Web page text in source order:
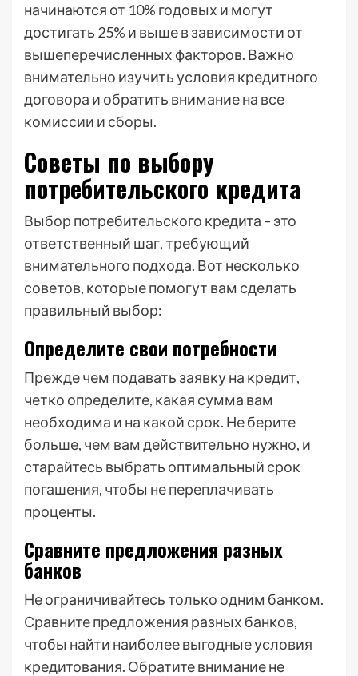
начинаются от 10% годовых и могут
достигать 25% и выше в зависимости от
вышеперечисленных факторов. Важно
внимательно изучить условия кредитного
договора и обратить внимание на все
комиссии и сборы.
Советы по выбору
потребительского кредита
Выбор потребительского кредита – это
ответственный шаг, требующий
внимательного подхода. Вот несколько
советов, которые помогут вам сделать
правильный выбор:
Определите свои потребности
Прежде чем подавать заявку на кредит,
четко определите, какая сумма вам
необходима и на какой срок. Не берите
больше, чем вам действительно нужно, и
старайтесь выбрать оптимальный срок
погашения, чтобы не переплачивать
проценты.
Сравните предложения разных
банков
Не ограничивайтесь только одним банком.
Сравните предложения разных банков,
чтобы найти наиболее выгодные условия
кредитования. Обратите внимание не